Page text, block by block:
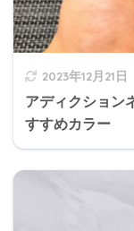
2023年12月21日
アディクション
すすめカラー